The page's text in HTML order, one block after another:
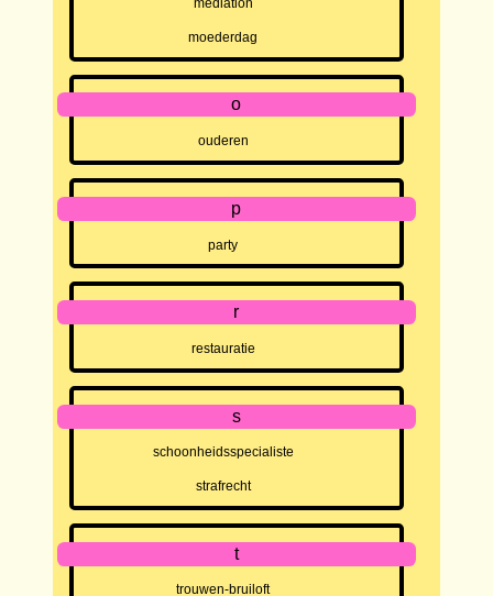
mediation
moederdag
o
ouderen
p
party
r
restauratie
s
schoonheidsspecialiste
strafrecht
t
trouwen-bruiloft